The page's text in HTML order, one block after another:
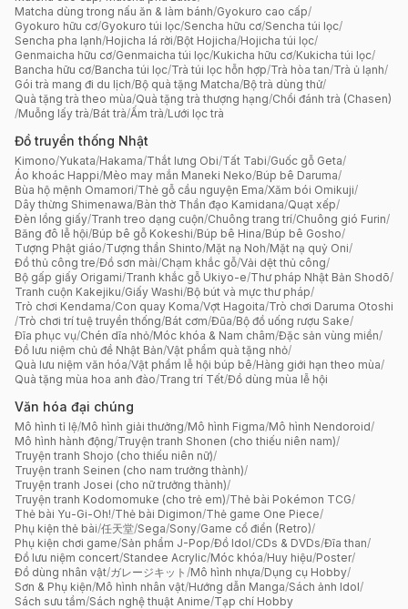
Matcha dùng trong nấu ăn & làm bánh/Gyokuro cao cấp/
Gyokuro hữu cơ/Gyokuro túi lọc/Sencha hữu cơ/Sencha túi lọc/
Sencha pha lạnh/Hojicha lá rời/Bột Hojicha/Hojicha túi lọc/
Genmaicha hữu cơ/Genmaicha túi lọc/Kukicha hữu cơ/Kukicha túi lọc/
Bancha hữu cơ/Bancha túi lọc/Trà túi lọc hỗn hợp/Trà hòa tan/Trà ủ lạnh/
Gói trà mang đi du lịch/Bộ quà tặng Matcha/Bộ trà dùng thử/
Quà tặng trà theo mùa/Quà tặng trà thượng hạng/Chổi đánh trà (Chasen)
/Muỗng lấy trà/Bát trà/Ấm trà/Lưới lọc trà
Đồ truyền thống Nhật
Kimono/Yukata/Hakama/Thắt lưng Obi/Tất Tabi/Guốc gỗ Geta/
Áo khoác Happi/Mèo may mắn Maneki Neko/Búp bê Daruma/
Bùa hộ mệnh Omamori/Thẻ gỗ cầu nguyện Ema/Xăm bói Omikuji/
Dây thừng Shimenawa/Bàn thờ Thần đạo Kamidana/Quạt xếp/
Đèn lồng giấy/Tranh treo dạng cuộn/Chuông trang trí/Chuông gió Furin/
Băng đô lễ hội/Búp bê gỗ Kokeshi/Búp bê Hina/Búp bê Gosho/
Tượng Phật giáo/Tượng thần Shinto/Mặt nạ Noh/Mặt nạ quỷ Oni/
Đồ thủ công tre/Đồ sơn mài/Chạm khắc gỗ/Vải dệt thủ công/
Bộ gấp giấy Origami/Tranh khắc gỗ Ukiyo-e/Thư pháp Nhật Bản Shodō/
Tranh cuộn Kakejiku/Giấy Washi/Bộ bút và mực thư pháp/
Trò chơi Kendama/Con quay Koma/Vợt Hagoita/Trò chơi Daruma Otoshi
/Trò chơi trí tuệ truyền thống/Bát cơm/Đũa/Bộ đồ uống rượu Sake/
Đĩa phục vụ/Chén dĩa nhỏ/Móc khóa & Nam châm/Đặc sản vùng miền/
Đồ lưu niệm chủ đề Nhật Bản/Vật phẩm quà tặng nhỏ/
Quà lưu niệm văn hóa/Vật phẩm lễ hội búp bê/Hàng giới hạn theo mùa/
Quà tặng mùa hoa anh đào/Trang trí Tết/Đồ dùng mùa lễ hội
Văn hóa đại chúng
Mô hình tỉ lệ/Mô hình giải thưởng/Mô hình Figma/Mô hình Nendoroid/
Mô hình hành động/Truyện tranh Shonen (cho thiếu niên nam)/
Truyện tranh Shojo (cho thiếu niên nữ)/
Truyện tranh Seinen (cho nam trưởng thành)/
Truyện tranh Josei (cho nữ trưởng thành)/
Truyện tranh Kodomomuke (cho trẻ em)/Thẻ bài Pokémon TCG/
Thẻ bài Yu-Gi-Oh!/Thẻ bài Digimon/Thẻ game One Piece/
Phụ kiện thẻ bài/任天堂/Sega/Sony/Game cổ điển (Retro)/
Phụ kiện chơi game/Sản phẩm J-Pop/Đồ Idol/CDs & DVDs/Đĩa than/
Đồ lưu niệm concert/Standee Acrylic/Móc khóa/Huy hiệu/Poster/
Đồ dùng nhân vật/ガレージキット /Mô hình nhựa/Dụng cụ Hobby/
Sơn & Phụ kiện/Mô hình nhân vật/Hướng dẫn Manga/Sách ảnh Idol/
Sách sưu tầm/Sách nghệ thuật Anime/Tạp chí Hobby